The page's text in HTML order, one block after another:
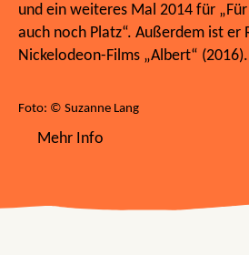
und ein weiteres Mal 2014 für
auch noch Platz“. Außerdem ist er
Nickelodeon-Films „Albert“ (2016).
Foto: © Suzanne Lang
Mehr Info